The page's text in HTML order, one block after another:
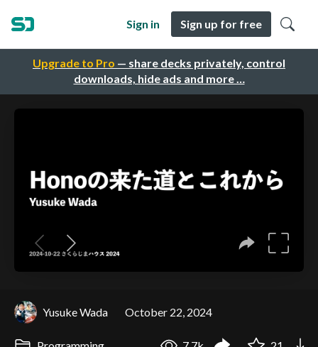
Upgrade to Pro — share decks privately, control
downloads, hide ads and more …
Sign in Sign up for free
Yusuke Wada October 22, 2024